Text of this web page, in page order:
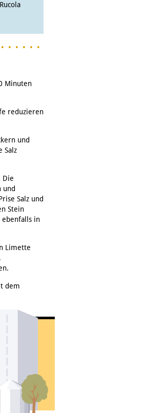
Minuten
reduzieren
und
Salz
Die
und
Salz und
Stein
ebenfalls in
Limette
dem